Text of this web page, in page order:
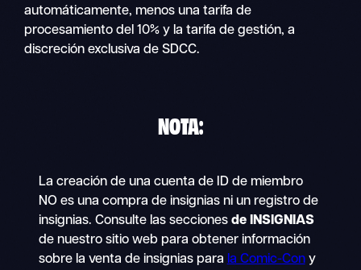
automáticamente, menos una tarifa de
procesamiento del 10% y la tarifa de gestión, a
discreción exclusiva de SDCC.
NOTA:
La creación de una cuenta de ID de miembro
NO es una compra de insignias ni un registro de
insignias. Consulte las secciones de INSIGNIAS
de nuestro sitio web para obtener información
sobre la venta de insignias para la Comic-Cony